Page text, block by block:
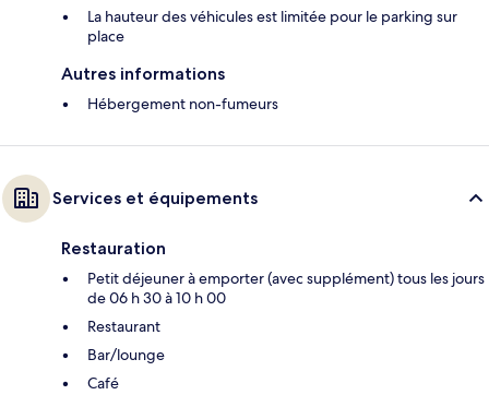
La hauteur des véhicules est limitée pour le parking sur
place
Autres informations
Hébergement non-fumeurs
Services et équipements
Restauration
Petit déjeuner à emporter (avec supplément) tous les jours
de 06 h 30 à 10 h 00
Restaurant
Bar/lounge
Café